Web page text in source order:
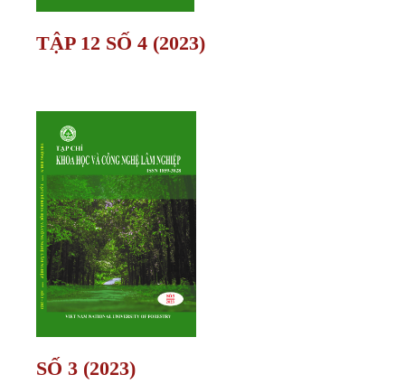
TẬP 12 SỐ 4 (2023)
SỐ 3 (2023)